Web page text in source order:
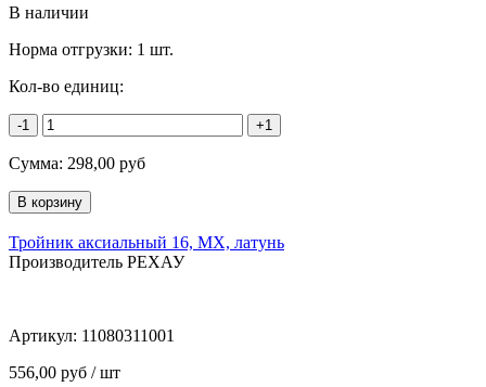
В наличии
Норма отгрузки: 1 шт.
Кол-во единиц:
-1 +1
Сумма: 298,00 руб
Тройник аксиальный 16, MX, латунь
Производитель РЕХАУ
Артикул: 11080311001
556,00 руб / шт